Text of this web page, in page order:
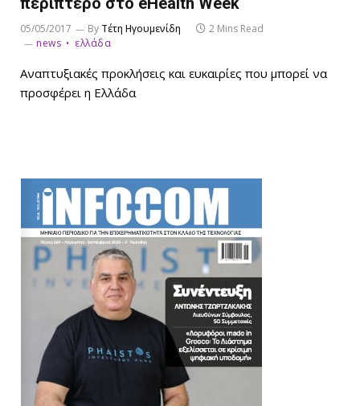
05/05/2017 By Τέτη Ηγουμενίδη
2 Mins Read
news
ελλάδα
Αναπτυξιακές προκλήσεις και ευκαιρίες που μπορεί να
προσφέρει η Ελλάδα